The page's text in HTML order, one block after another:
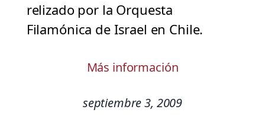
relizado por la Orquesta
Filamónica de Israel en Chile.
Más información
septiembre 3, 2009